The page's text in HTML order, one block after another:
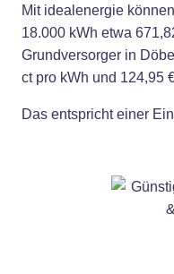
Mit idealenergie
18.000 kWh etwa
Grundversorger in
ct pro kWh und 124,95
Das entspricht einer